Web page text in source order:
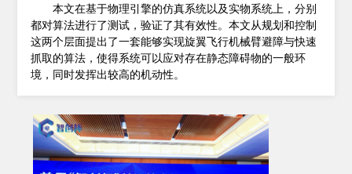
本文在基于物理引擎的仿真系统以及实物系统上，分别
都对算法进行了测试，验证了其有效性。本文从规划和控制
这两个层面提出了一套能够实现旋翼飞行机械臂避障与快速
抓取的算法，使得系统可以应对存在静态障碍物的一般环
境，同时发挥出较高的机动性。